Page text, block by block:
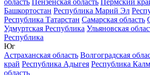
Башкортостан Республика Марий Эл
Республика Татарстан Самарская область
Удмуртская Республика Ульяновская
Республика
Юг
Астраханская область Волгоградская
край Республика Адыгея Республика
область